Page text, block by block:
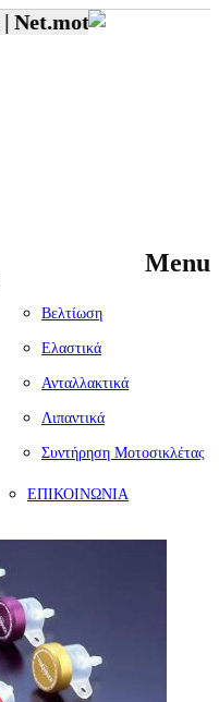
Net.mototriti.gr |
Menu
Βελτίωση
Ελαστικά
Ανταλλακτικά
Λιπαντικά
Συντήρηση Μοτοσικλέτας
ΕΠΙΚΟΙΝΩΝΙΑ